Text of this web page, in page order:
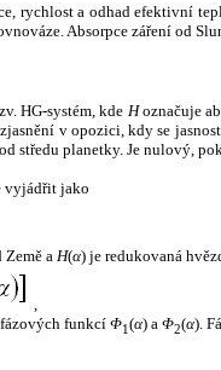
rychlost a odhad efektivní
Absorpce záření od
HG-systém, kde Hoznačuje
v opozici, kdy se
středu planetky. Je nulový,
vyjádřit jako
aH(α) je redukovaná
,
funkcíΦ1(α) a Φ2(α).